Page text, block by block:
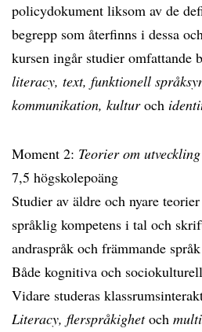
policydokument liksom av de
begrepp som återfinns i dessa
kursen ingår studier omfattande
literacy, text, funktionell
kommunikation, kulturoch
Moment 2: Teorier om
7,5 högskolepoäng
Studier av äldre och nyare
språklig kompetens i tal och
andraspråk och främmande
Både kognitiva och
Vidare studeras
Literacy, flerspråkighetoch